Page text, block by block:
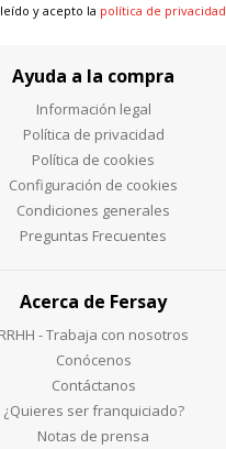
y acepto la política de privacidad
Ayuda a la compra
Información legal
Política de privacidad
Política de cookies
Configuración de cookies
Condiciones generales
Preguntas Frecuentes
Acerca de Fersay
RRHH - Trabaja con nosotros
Conócenos
Contáctanos
¿Quieres ser franquiciado?
Notas de prensa